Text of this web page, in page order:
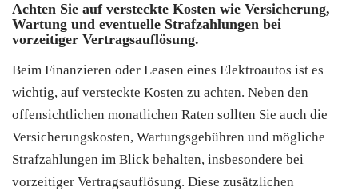
Achten Sie auf versteckte Kosten wie Versicherung,
Wartung und eventuelle Strafzahlungen bei
vorzeitiger Vertragsauflösung.
Beim Finanzieren oder Leasen eines Elektroautos ist es
wichtig, auf versteckte Kosten zu achten. Neben den
offensichtlichen monatlichen Raten sollten Sie auch die
Versicherungskosten, Wartungsgebühren und mögliche
Strafzahlungen im Blick behalten, insbesondere bei
vorzeitiger Vertragsauflösung. Diese zusätzlichen